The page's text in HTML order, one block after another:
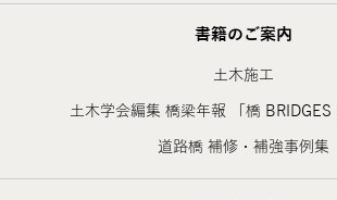
書籍のご案内
土木施工
土木学会編集 橋梁年報 「橋 BRIDGES
道路橋 補修・補強事例集